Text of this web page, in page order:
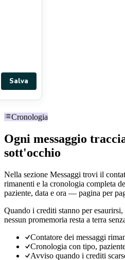
Salva
Cronologia
Ogni messaggio
sott'occhio
Nella sezione Messaggi trovi il
rimanenti e la cronologia completa
paziente, data e ora — pagina per
Quando i crediti stanno per
nessun promemoria resta a terra
Contatore dei messaggi
Cronologia con tipo,
Avviso quando i crediti